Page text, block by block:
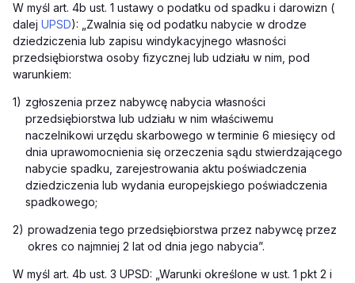
W myśl art. 4b ust. 1 ustawy o podatku od spadku i darowizn (
dalej UPSD): „Zwalnia się od podatku nabycie w drodze
dziedziczenia lub zapisu windykacyjnego własności
przedsiębiorstwa osoby fizycznej lub udziału w nim, pod
warunkiem:
1) zgłoszenia przez nabywcę nabycia własności
przedsiębiorstwa lub udziału w nim właściwemu
naczelnikowi urzędu skarbowego w terminie 6 miesięcy od
dnia uprawomocnienia się orzeczenia sądu stwierdzającego
nabycie spadku, zarejestrowania aktu poświadczenia
dziedziczenia lub wydania europejskiego poświadczenia
spadkowego;
2) prowadzenia tego przedsiębiorstwa przez nabywcę przez
okres co najmniej 2 lat od dnia jego nabycia”.
W myśl art. 4b ust. 3 UPSD: „Warunki określone w ust. 1 pkt 2 i